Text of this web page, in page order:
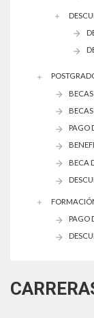
PAGO
BECA
PAGO